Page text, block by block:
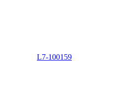
L7-100159